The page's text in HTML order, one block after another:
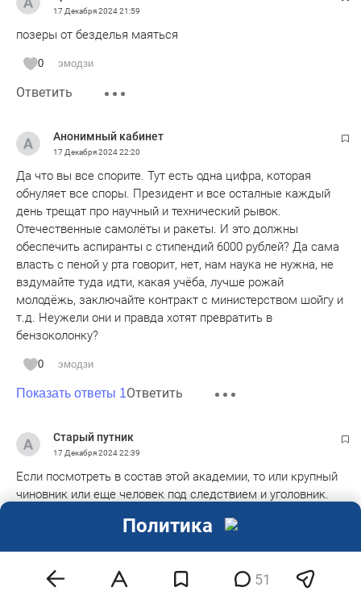
17 Декабря 202421:59
позеры от безделья маяться
0 эмодзи
Ответить
Анонимный кабинет
17 Декабря 202422:20
Да что вы все спорите. Тут есть одна цифра, которая
обнуляет все споры. Президент и все осталные каждый
день трещат про научный и технический рывок.
Отечественные самолёты и ракеты. И это должны
обеспечить аспиранты с стипендий 6000 рублей? Да сама
власть с пеной у рта говорит, нет, нам наука не нужна, не
вздумайте туда идти, какая учёба, лучше рожай
молодёжь, заключайте контракт с министерством шойгу и
т.д. Неужели они и правда хотят превратить в
бензоколонку?
0 эмодзи
Показать ответы 1Ответить
Старый путник
17 Декабря 202422:39
Если посмотреть в состав этой академии, то или крупный
чиновник или еще человек под следствием и уголовник.
Ученых я там к сожалению не вижу.
Ответить 51
Политика